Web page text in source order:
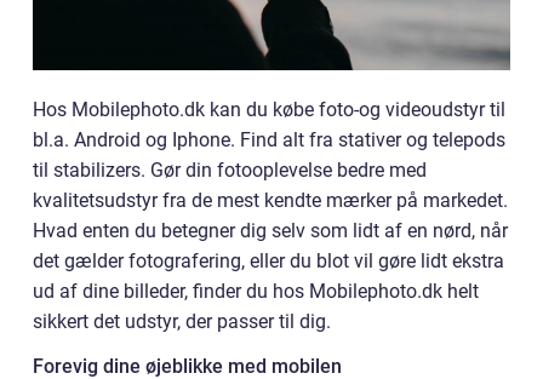
Hos Mobilephoto.dk kan du købe foto-og videoudstyr til
bl.a. Android og Iphone. Find alt fra stativer og telepods
til stabilizers. Gør din fotooplevelse bedre med
kvalitetsudstyr fra de mest kendte mærker på markedet.
Hvad enten du betegner dig selv som lidt af en nørd, når
det gælder fotografering, eller du blot vil gøre lidt ekstra
ud af dine billeder, finder du hos Mobilephoto.dk helt
sikkert det udstyr, der passer til dig.
Forevig dine øjeblikke med mobilen